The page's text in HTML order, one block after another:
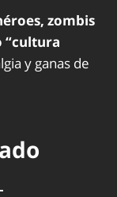
zombis
“cultura
y ganas de